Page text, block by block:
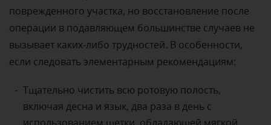
поврежденного участка, но восстановление после
операции в подавляющем большинстве случаев не
вызывает каких-либо трудностей. В особенности,
если следовать элементарным рекомендациям:
Тщательно чистить всю ротовую полость,
включая десна и язык, два раза в день с